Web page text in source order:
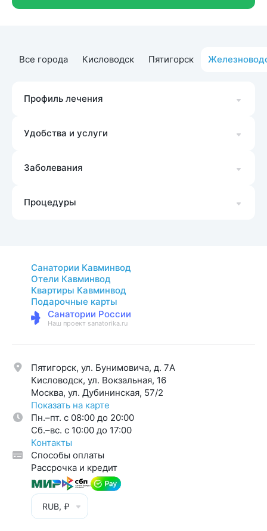
Все города Кисловодск Пятигорск
Профиль лечения
Удобства и услуги
Заболевания
Процедуры
Санатории Кавминвод
Отели Кавминвод
Квартиры Кавминвод
Подарочные карты
Санатории России
Наш проект sanatorika.ru
Пятигорск, ул. Бунимовича, д. 7A
Кисловодск, ул. Вокзальная, 16
Москва, ул. Дубининская, 57/2
Показать на карте
Пн.–пт. с 08:00 до 20:00
Cб.–вс. с 10:00 до 17:00
Контакты
Способы оплаты
Рассрочка и кредит
RUB, ₽